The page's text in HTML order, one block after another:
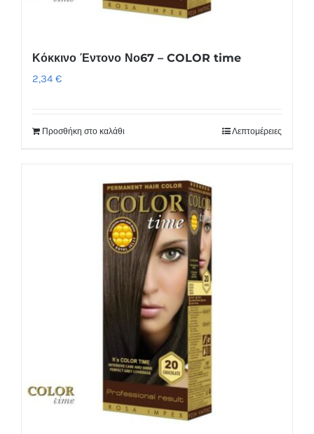
Κόκκινο Έντονο Νο67 – COLOR time
2,34 €
Προσθήκη στο καλάθι Λεπτομέρειες